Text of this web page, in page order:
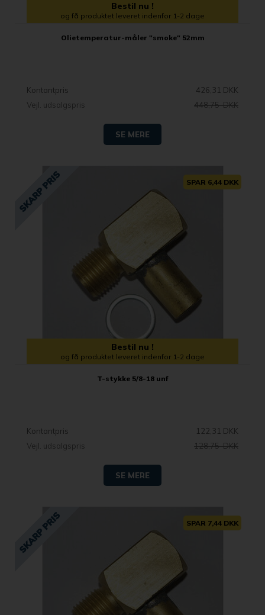
Bestil nu !
og få produktet leveret indenfor 1-2 dage
Olietemperatur-måler "smoke" 52mm
Kontantpris
426,31 DKK
Vejl. udsalgspris
448,75 DKK
SE MERE
SPAR 6,44 DKK
Bestil nu !
og få produktet leveret indenfor 1-2 dage
T-stykke 5/8-18 unf
Kontantpris
122,31 DKK
Vejl. udsalgspris
128,75 DKK
SE MERE
SPAR 7,44 DKK